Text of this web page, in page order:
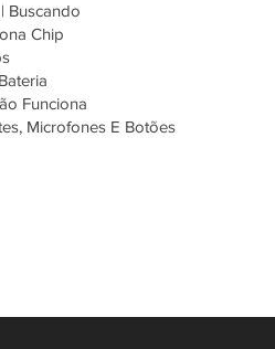
Buscando
Chip
Funciona
Microfones E Botões